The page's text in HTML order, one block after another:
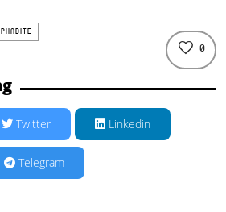
0
Twitter Linkedin
Telegram